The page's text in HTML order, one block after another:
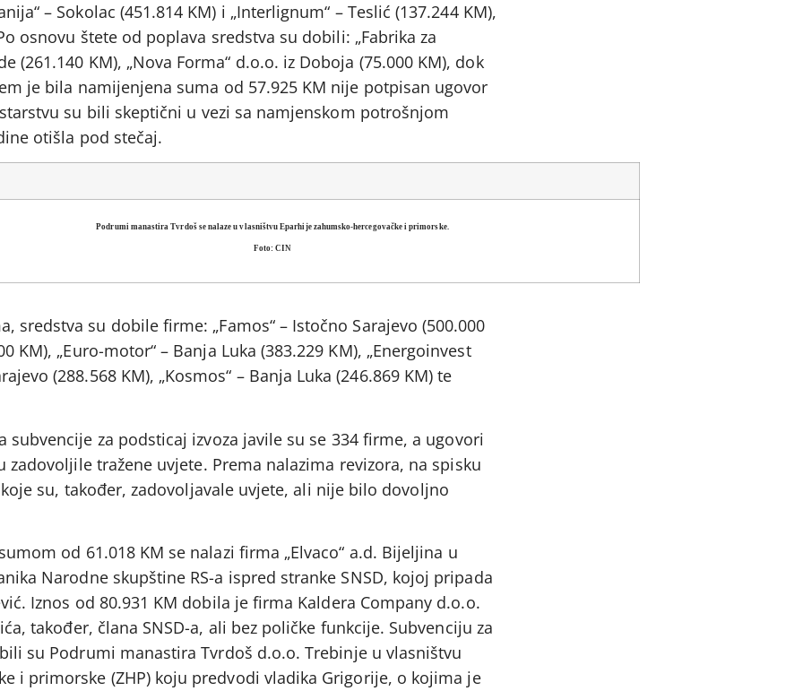
– Sokolac (451.814 KM) i „Interlignum“ – Teslić (137.244 KM),
osnovu štete od poplava sredstva su dobili: „Fabrika za
(261.140 KM), „Nova Forma“ d.o.o. iz Doboja (75.000 KM), dok
je bila namijenjena suma od 57.925 KM nije potpisan ugovor
su bili skeptični u vezi sa namjenskom potrošnjom
otišla pod stečaj.
Podrumi manastira Tvrdoš se nalaze u vlasništvu Eparhije zahumsko-hercegovačke i primorske.
Foto: CIN
sredstva su dobile firme: „Famos“ – Istočno Sarajevo (500.000
KM), „Euro-motor“ – Banja Luka (383.229 KM), „Energoinvest
(288.568 KM), „Kosmos“ – Banja Luka (246.869 KM) te
za podsticaj izvoza javile su se 334 firme, a ugovori
tražene uvjete. Prema nalazima revizora, na spisku
su, također, zadovoljavale uvjete, ali nije bilo dovoljno
od 61.018 KM se nalazi firma „Elvaco“ a.d. Bijeljina u
Narodne skupštine RS-a ispred stranke SNSD, kojoj pripada
Iznos od 80.931 KM dobila je firma Kaldera Company d.o.o.
također, člana SNSD-a, ali bez poličke funkcije. Subvenciju za
su Podrumi manastira Tvrdoš d.o.o. Trebinje u vlasništvu
i primorske (ZHP) koju predvodi vladika Grigorije, o kojima je